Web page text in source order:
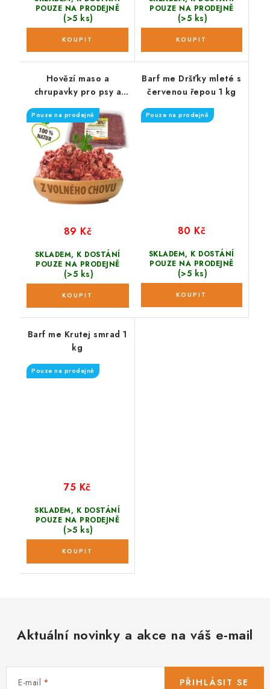
POUZE NA PRODEJNĚ
(>5 ks)
POUZE NA PRODEJNĚ
(>5 ks)
Hovězí maso a
chrupavky pro psy a
Pouze na prodejně
SKLADEM, K DOSTÁNÍ
POUZE NA PRODEJNĚ
(>5 ks)
89 Kč
Barf me Dršťky mleté s
červenou řepou 1 kg
Pouze na prodejně
SKLADEM, K DOSTÁNÍ
POUZE NA PRODEJNĚ
(>5 ks)
80 Kč
Barf me Krutej smrad 1
kg
Pouze na prodejně
SKLADEM, K DOSTÁNÍ
POUZE NA PRODEJNĚ
(>5 ks)
75 Kč
Aktuální novinky a akce na váš e-mail
E-mail PŘIHLÁSIT SE